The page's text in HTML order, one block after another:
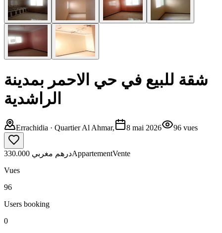
شقة للبيع في حي الاحمر بمدينة
الراشدية
Errachidia · Quartier Al Ahmar, 8 mai 2026 96 vues
330.000 درهم مغربيAppartementVente
Vues
96
Users booking
0